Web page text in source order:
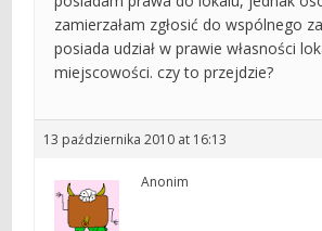
posiadam prawa do lokalu, jednak
zamierzałam zgłosić do wspólnego
posiada udział w prawie własności
miejscowości. czy to przejdzie?
13 października 2010 at 16:13
Anonim